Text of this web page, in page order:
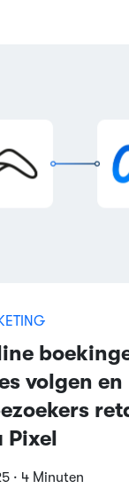
volgen en
Pixel
· 4 Minuten